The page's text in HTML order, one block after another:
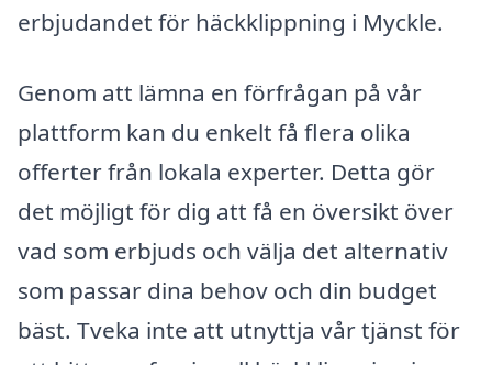
erbjudandet för häckklippning i Myckle.
Genom att lämna en förfrågan på vår
plattform kan du enkelt få flera olika
offerter från lokala experter. Detta gör
det möjligt för dig att få en översikt över
vad som erbjuds och välja det alternativ
som passar dina behov och din budget
bäst. Tveka inte att utnyttja vår tjänst för